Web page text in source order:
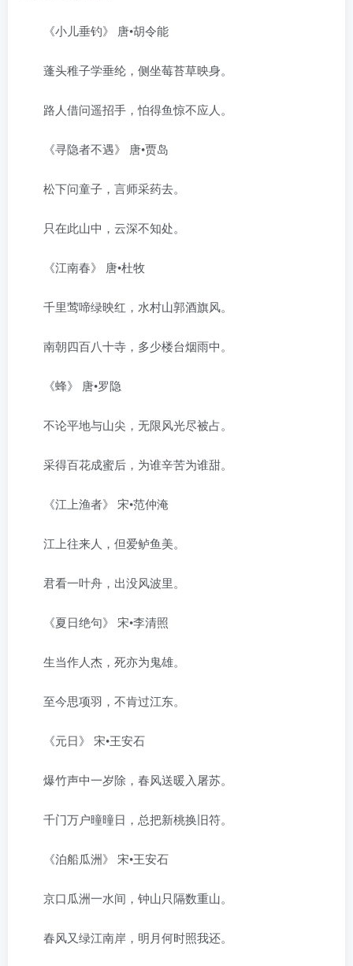
《小儿垂钓》 唐•胡令能
蓬头稚子学垂纶，侧坐莓苔草映身。
路人借问遥招手，怕得鱼惊不应人。
《寻隐者不遇》 唐•贾岛
松下问童子，言师采药去。
只在此山中，云深不知处。
《江南春》 唐•杜牧
千里莺啼绿映红，水村山郭酒旗风。
南朝四百八十寺，多少楼台烟雨中。
《蜂》 唐•罗隐
不论平地与山尖，无限风光尽被占。
采得百花成蜜后，为谁辛苦为谁甜。
《江上渔者》 宋•范仲淹
江上往来人，但爱鲈鱼美。
君看一叶舟，出没风波里。
《夏日绝句》 宋•李清照
生当作人杰，死亦为鬼雄。
至今思项羽，不肯过江东。
《元日》 宋•王安石
爆竹声中一岁除，春风送暖入屠苏。
千门万户曈曈日，总把新桃换旧符。
《泊船瓜洲》 宋•王安石
京口瓜洲一水间，钟山只隔数重山。
春风又绿江南岸，明月何时照我还。